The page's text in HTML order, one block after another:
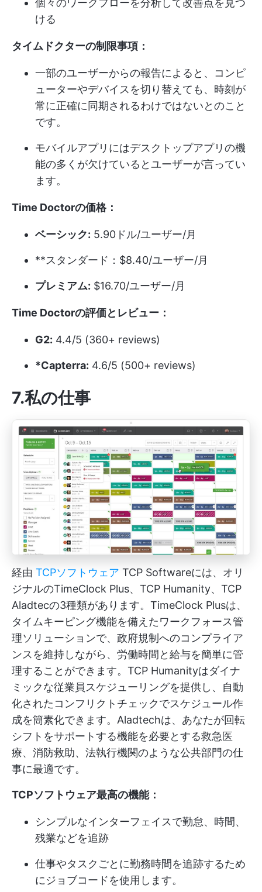
個々のワークフローを分析して改善点を見つ
ける
タイムドクターの制限事項：
一部のユーザーからの報告によると、コンピ
ューターやデバイスを切り替えても、時刻が
常に正確に同期されるわけではないとのこと
です。
モバイルアプリにはデスクトップアプリの機
能の多くが欠けているとユーザーが言ってい
ます。
Time Doctorの価格：
ベーシック: 5.90ドル/ユーザー/月
**スタンダード：$8.40/ユーザー/月
プレミアム: $16.70/ユーザー/月
Time Doctorの評価とレビュー：
G2: 4.4/5 (360+ reviews)
*Capterra: 4.6/5 (500+ reviews)
7.私の仕事
経由 TCPソフトウェア TCP Softwareには、オリ
ジナルのTimeClock Plus、TCP Humanity、TCP
Aladtecの3種類があります。TimeClock Plusは、
タイムキーピング機能を備えたワークフォース管
理ソリューションで、政府規制へのコンプライア
ンスを維持しながら、労働時間と給与を簡単に管
理することができます。TCP Humanityはダイナ
ミックな従業員スケジューリングを提供し、自動
化されたコンフリクトチェックでスケジュール作
成を簡素化できます。Aladtechは、あなたが回転
シフトをサポートする機能を必要とする救急医
療、消防救助、法執行機関のような公共部門の仕
事に最適です。
TCPソフトウェア最高の機能：
シンプルなインターフェイスで勤怠、時間、
残業などを追跡
仕事やタスクごとに勤務時間を追跡するため
にジョブコードを使用します。